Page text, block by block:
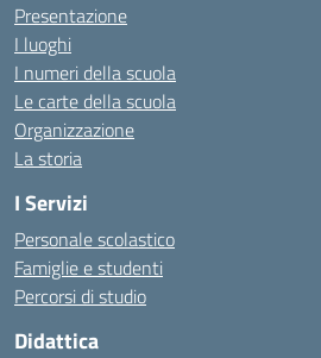
Presentazione
I luoghi
I numeri della scuola
Le carte della scuola
Organizzazione
La storia
I Servizi
Personale scolastico
Famiglie e studenti
Percorsi di studio
Didattica